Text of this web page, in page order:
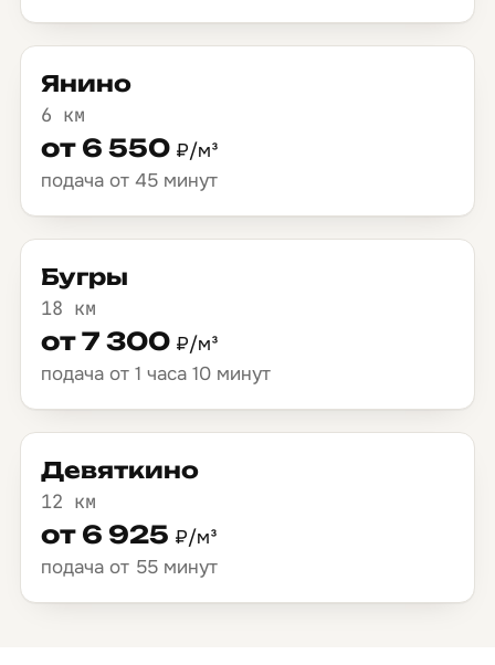
Янино
6 км
от 6 550 ₽/м³
подача от 45 минут
Бугры
18 км
от 7 300 ₽/м³
подача от 1 часа 10 минут
Девяткино
12 км
от 6 925 ₽/м³
подача от 55 минут